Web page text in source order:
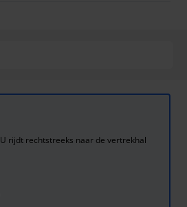
rijdt rechtstreeks naar de vertrekhal